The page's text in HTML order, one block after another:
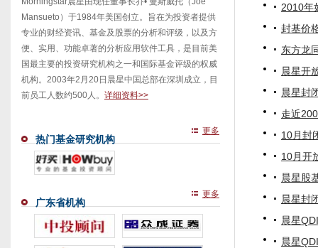
Mansueto）于1984年美国创立。旨在为投资者提供
专业的财经资讯、基金及股票的分析和评级，以及方
便、实用、功能卓著的分析应用软件工具，是目前美
国最主要的投资研究机构之一和国际基金评级的权威
机构。2003年2月20日晨星中国总部在深圳成立，目
前员工人数约500人。 详细资料>>
热门基金研究机构
更多
广东省机构
更多
2010年
封基价
东方龙
晨星开
晨星封
走近
10月封
10月开
晨星股
晨星封
晨星
晨星